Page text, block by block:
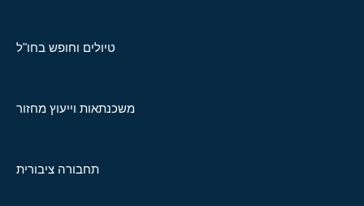
טיולים וחופש בחו"ל
משכנתאות וייעוץ מחזור
תחבורה ציבורית